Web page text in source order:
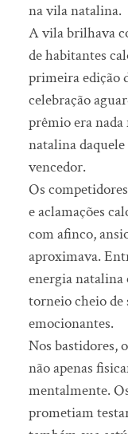
na vila natalina.
A vila brilhava
de habitantes
primeira edição
celebração
prêmio era
natalina
vencedor.
Os
e aclamações
com afinco,
aproximava.
energia natalina
torneio cheio de
emocionantes.
Nos bastidores,
não apenas
mentalmente.
prometiam